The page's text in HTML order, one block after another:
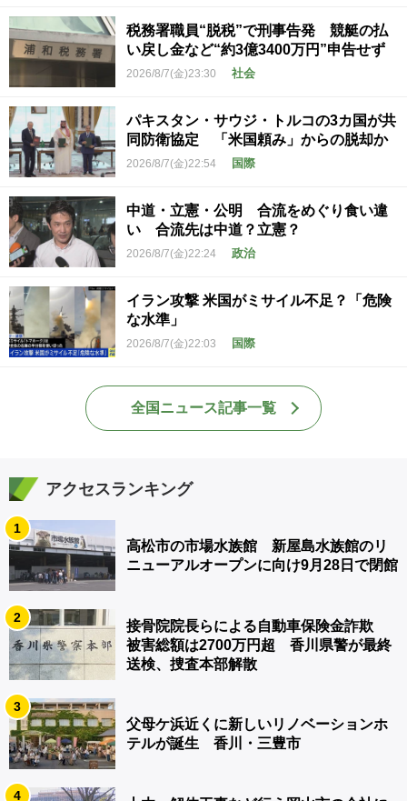
税務署職員“脱税”で刑事告発 競艇の払
い戻し金など“約3億3400万円”申告せず
2026/8/7(金)23:30 社会
パキスタン・サウジ・トルコの3カ国が共
同防衛協定 「米国頼み」からの脱却か
2026/8/7(金)22:54 国際
中道・立憲・公明 合流をめぐり食い違
い 合流先は中道？立憲？
2026/8/7(金)22:24 政治
イラン攻撃 米国がミサイル不足？「危険
な水準」
2026/8/7(金)22:03 国際
全国ニュース記事一覧
アクセスランキング
1
高松市の市場水族館 新屋島水族館のリ
ニューアルオープンに向け9月28日で閉館
2
接骨院院長らによる自動車保険金詐欺
被害総額は2700万円超 香川県警が最終
送検、捜査本部解散
3
父母ケ浜近くに新しいリノベーションホ
テルが誕生 香川・三豊市
4